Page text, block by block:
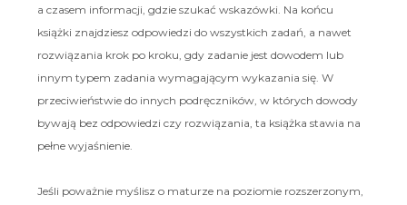
a czasem informacji, gdzie szukać wskazówki. Na końcu
książki znajdziesz odpowiedzi do wszystkich zadań, a nawet
rozwiązania krok po kroku, gdy zadanie jest dowodem lub
innym typem zadania wymagającym wykazania się. W
przeciwieństwie do innych podręczników, w których dowody
bywają bez odpowiedzi czy rozwiązania, ta książka stawia na
pełne wyjaśnienie.
Jeśli poważnie myślisz o maturze na poziomie rozszerzonym,